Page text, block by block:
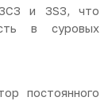
и 3S3, что
в суровых
постоянного